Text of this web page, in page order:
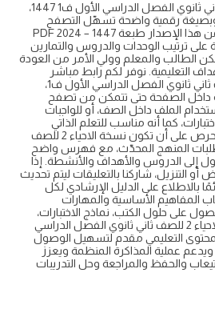
كتاب مادة الاحياء 2 للصف ثاني ثانوي الفصل الدراسي الأول ف1 1447،
رقمية واضحة تسهّل التصفح
والقراءة من أي جهاز. يتضمن هذا الإصدار طبعة 1447 – 2024 PDF
على ترتيب الوحدات والدروس والتمارين
الطالب والمعلم وولي الأمر من العودة
التعليمية. نوفر لكم رابط مباشر
لتحميل كتاب الاحياء 2 للصف ثاني ثانوي الفصل الدراسي الأول ف1،
داخل الصفحة حتى تتمكن من تصفح
الملف داخل الصف، أو للواجبات
كما أنه مناسب للتعلم الذاتي
وللتدريب على حل الأسئلة. نحرص على أن تكون نسخة الاحياء 2 للصف
المنهج المحدّث، مع فهرس واضح
إلى الدروس والأهداف والأنشطة. إذا
التنزيل، شاركنا بالتعليقات ليتم تحديث
بالاطلاع على الدليل الإرشادي لكل
المفاهيم الأساسية والمهارات
على حلول الكتب، نماذج الاختبارات،
والتحاضير المرتبطة بمادة الاحياء 2 للصف ثاني ثانوي الفصل الدراسي
1447. هذا المحتوى التعليمي مقدم لتسهيل الوصول
ويدعم عملية المذاكرة المنظمة ويعزز
والحفظ والمراجعة وحل التدريبات